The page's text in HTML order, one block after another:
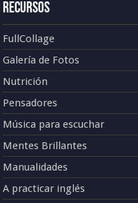
Recursos
FullCollage
Galería de Fotos
Nutrición
Pensadores
Música para escuchar
Mentes Brillantes
Manualidades
A practicar inglés